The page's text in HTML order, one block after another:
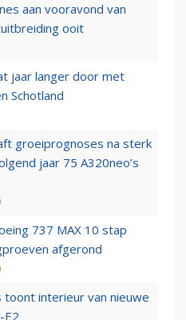
aan vooravond van
ooit
jaar langer door met
Schotland
groeiprognoses na sterk
jaar 75 A320neo’s
737 MAX 10 stap
afgerond
toont interieur van nieuwe
E2